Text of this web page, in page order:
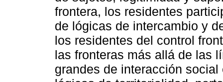
frontera, los residentes
de lógicas de intercambio y
los residentes del control
las fronteras más allá de las
grandes de interacción